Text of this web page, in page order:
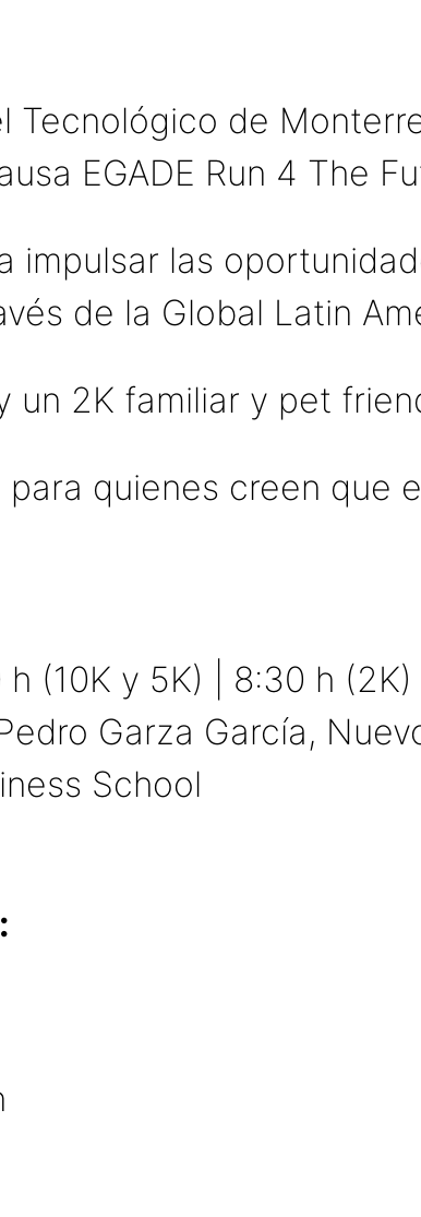
Tecnológico de
EGADE Run 4 The
impulsar las
de la Global Latin
un 2K familiar y pet
quienes creen que
h (10K y 5K) | 8:30 h (2K)
Garza García,
School